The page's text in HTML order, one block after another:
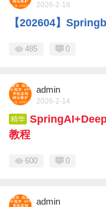
2026-2-18
【202604】
485 0
admin
2026-2-14
精华
教程
600 0
admin